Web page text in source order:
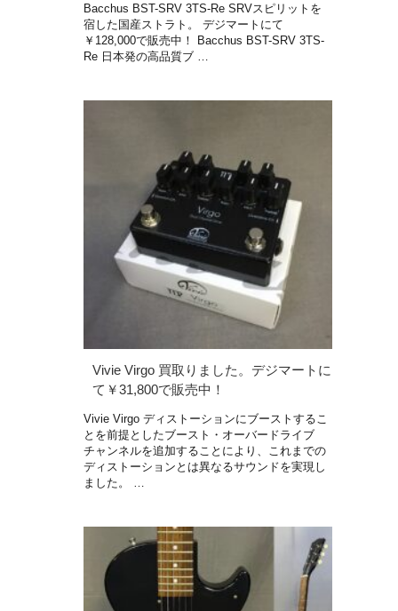
Bacchus BST-SRV 3TS-Re SRVスピリットを
宿した国産ストラト。 デジマートにて
￥128,000で販売中！ Bacchus BST-SRV 3TS-
Re 日本発の高品質ブ …
Vivie Virgo 買取りました。デジマートに
て￥31,800で販売中！
Vivie Virgo ディストーションにブーストするこ
とを前提としたブースト・オーバードライブ
チャンネルを追加することにより、これまでの
ディストーションとは異なるサウンドを実現し
ました。 …